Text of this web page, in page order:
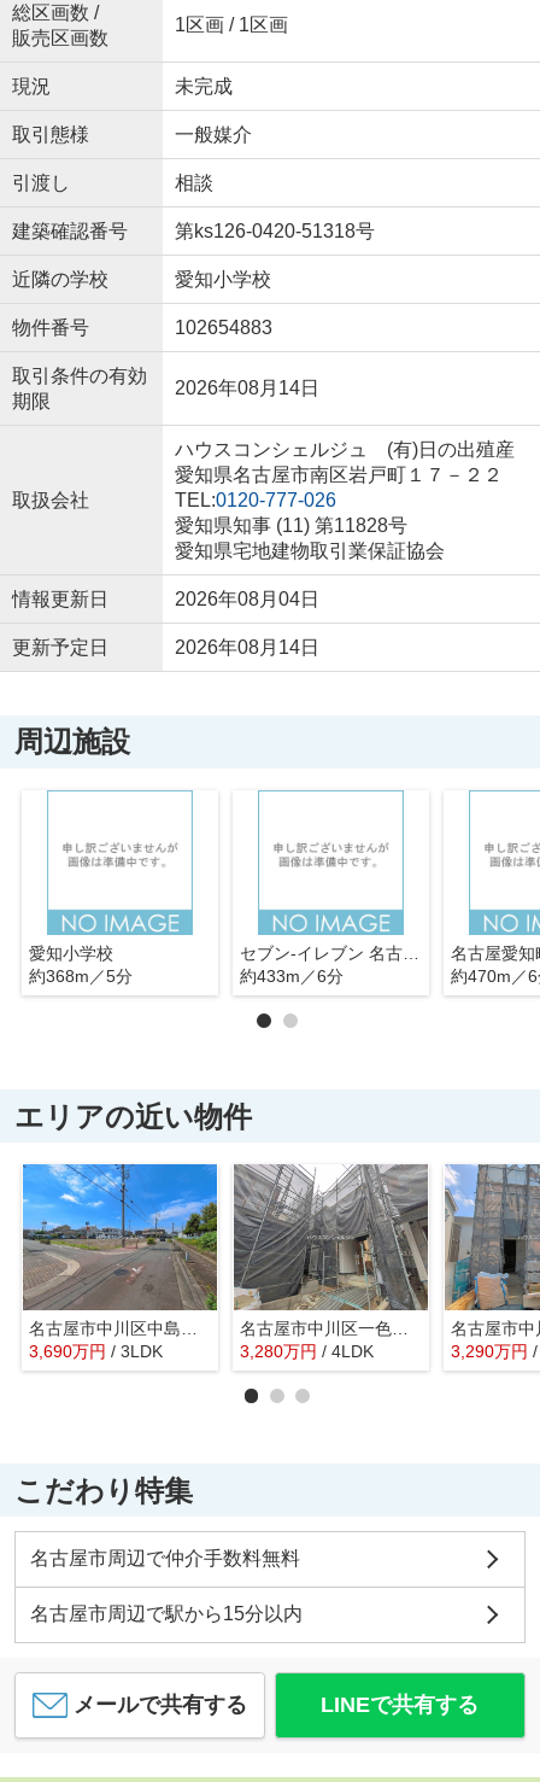
総区画数 /
販売区画数
1区画 / 1区画
現況 未完成
取引態様 一般媒介
引渡し 相談
建築確認番号 第ks126-0420-51318号
近隣の学校 愛知小学校
物件番号 102654883
取引条件の有効
期限
2026年08月14日
取扱会社
ハウスコンシェルジュ (有)日の出殖産
愛知県名古屋市南区岩戸町１７－２２
TEL:0120-777-026
愛知県知事 (11) 第11828号
愛知県宅地建物取引業保証協会
情報更新日 2026年08月04日
更新予定日 2026年08月14日
周辺施設
愛知小学校
約368m／5分
セブン‐イレブン 名古屋舟戸町店
約433m／6分
名古屋愛知
約470m／
エリアの近い物件
3,690万円 / 3LDK
名古屋市中川区一色新町２丁目205【仲介手数料無料】新築一戸建て 2号棟
3,280万円 / 4LDK 3,290万円
こだわり特集
名古屋市周辺で仲介手数料無料
名古屋市周辺で駅から15分以内
メールで共有する LINEで共有する